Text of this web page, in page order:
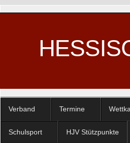
Verband Termine
Schulsport HJV Stützpunkte